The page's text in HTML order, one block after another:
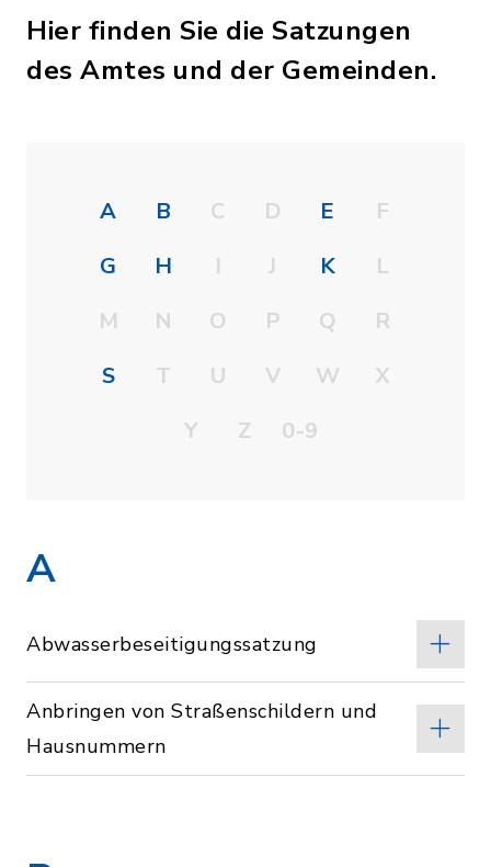
Hier finden Sie die Satzungen
des Amtes und der Gemeinden.
A B C D E
F
G
H I J K
L
M
N O P Q
R
S
T U V W
X
Y
Z 0-9
A
Abwasserbeseitigungssatzung
Anbringen von Straßenschildern und
Hausnummern